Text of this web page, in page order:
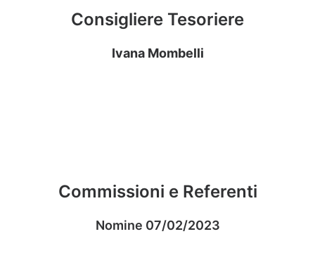
Consigliere Tesoriere
Ivana Mombelli
Commissioni e Referenti
Nomine 07/02/2023